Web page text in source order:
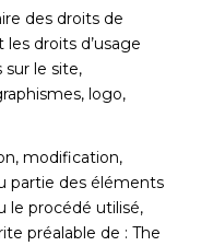
des droits de
droits d’usage
le site,
logo,
modification,
partie des éléments
le procédé utilisé,
préalable de : The